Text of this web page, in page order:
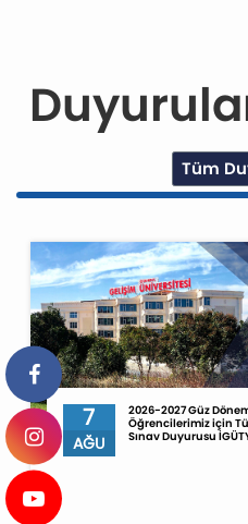
Tüm
7
AĞU
2026-2027 Güz
Öğrencilerimiz için
Sınav Duyurusu